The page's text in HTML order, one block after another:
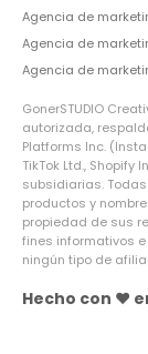
Agencia de
Agencia de
Agencia de
GonerSTUDIO
autorizada,
Platforms Inc.
TikTok Ltd., Shopify
subsidiarias.
productos y
propiedad de sus
fines informativos
ningún tipo de
Hecho con ❤️